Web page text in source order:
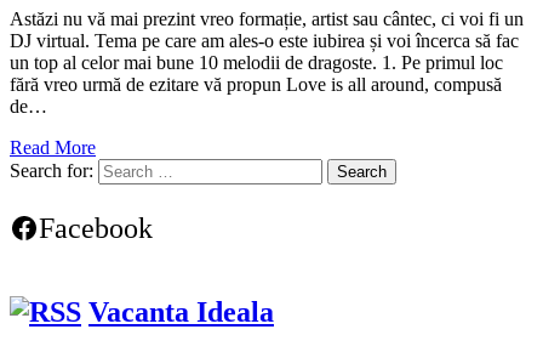
Astăzi nu vă mai prezint vreo formație, artist sau cântec, ci voi fi un
DJ virtual. Tema pe care am ales-o este iubirea și voi încerca să fac
un top al celor mai bune 10 melodii de dragoste. 1. Pe primul loc
fără vreo urmă de ezitare vă propun Love is all around, compusă
de…
Read More
Search for:
Facebook
Vacanta Ideala